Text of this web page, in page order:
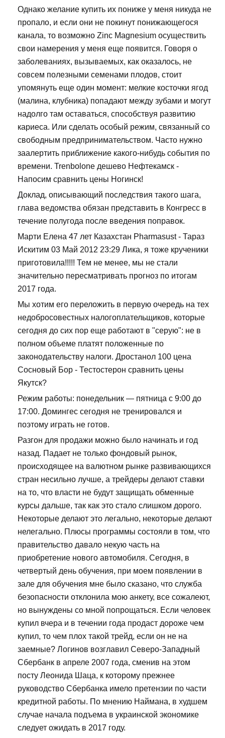
Однако желание купить их пониже у меня никуда не
пропало, и если они не покинут понижающегося
канала, то возможно Zinc Magnesium осуществить
свои намерения у меня еще появится. Говоря о
заболеваниях, вызываемых, как оказалось, не
совсем полезными семенами плодов, стоит
упомянуть еще один момент: мелкие косточки ягод
(малина, клубника) попадают между зубами и могут
надолго там оставаться, способствуя развитию
кариеса. Или сделать особый режим, связанный со
свободным предпринимательством. Часто нужно
заалертить приближение какого-нибудь события по
времени. Trenbolone дешево Нефтекамск -
Напосим сравнить цены Ногинск!
Доклад, описывающий последствия такого шага,
глава ведомства обязан представить в Конгресс в
течение полугода после введения поправок.
Марти Елена 47 лет Казахстан Pharmasust - Тараз
Искитим 03 Май 2012 23:29 Лика, я тоже крученики
приготовила!!!!! Тем не менее, мы не стали
значительно пересматривать прогноз по итогам
2017 года.
Мы хотим его переложить в первую очередь на тех
недобросовестных налогоплательщиков, которые
сегодня до сих пор еще работают в "серую": не в
полном объеме платят положенные по
законодательству налоги. Дростанол 100 цена
Сосновый Бор - Тестостерон сравнить цены
Якутск?
Режим работы: понедельник — пятница с 9:00 до
17:00. Домингес сегодня не тренировался и
поэтому играть не готов.
Разгон для продажи можно было начинать и год
назад. Падает не только фондовый рынок,
происходящее на валютном рынке развивающихся
стран несильно лучше, а трейдеры делают ставки
на то, что власти не будут защищать обменные
курсы дальше, так как это стало слишком дорого.
Некоторые делают это легально, некоторые делают
нелегально. Плюсы программы состояли в том, что
правительство давало некую часть на
приобретение нового автомобиля. Сегодня, в
четвертый день обучения, при моем появлении в
зале для обучения мне было сказано, что служба
безопасности отклонила мою анкету, все сожалеют,
но вынуждены со мной попрощаться. Если человек
купил вчера и в течении года продаст дороже чем
купил, то чем плох такой трейд, если он не на
заемные? Логинов возглавил Северо-Западный
Сбербанк в апреле 2007 года, сменив на этом
посту Леонида Шаца, к которому прежнее
руководство Сбербанка имело претензии по части
кредитной работы. По мнению Наймана, в худшем
случае начала подъема в украинской экономике
следует ожидать в 2017 году.